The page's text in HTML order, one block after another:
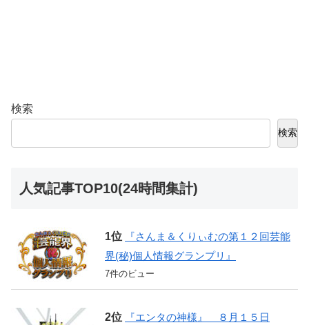
検索
検索
人気記事TOP10(24時間集計)
『さんま＆くりぃむの第１２回芸能
界(秘)個人情報グランプリ』
7件のビュー
『エンタの神様』 ８月１５日